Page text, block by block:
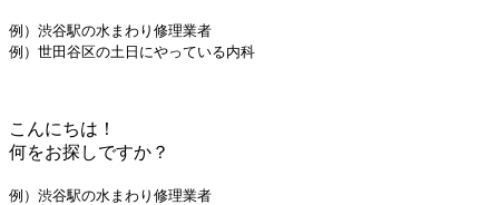
例）渋谷駅の水まわり修理業者
例）世田谷区の土日にやっている内科
こんにちは！
何をお探しですか？
例）渋谷駅の水まわり修理業者